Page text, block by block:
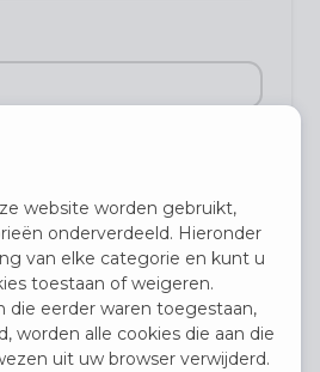
website worden gebruikt,
onderverdeeld. Hieronder
van elke categorie en kunt u
toestaan of weigeren.
die eerder waren toegestaan,
worden alle cookies die aan die
uit uw browser verwijderd.